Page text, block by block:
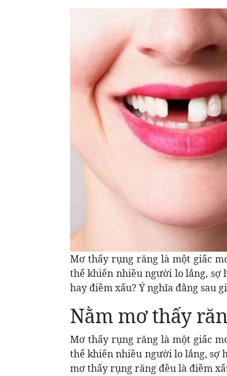
Mơ thấy rụng răng là một giấc
thể khiến nhiều người lo lắng, sợ
hay điềm xấu? Ý nghĩa đằng sau
Nằm mơ thấy
Mơ thấy rụng răng là một giấc
thể khiến nhiều người lo lắng, sợ
mơ thấy rụng răng đều là điềm